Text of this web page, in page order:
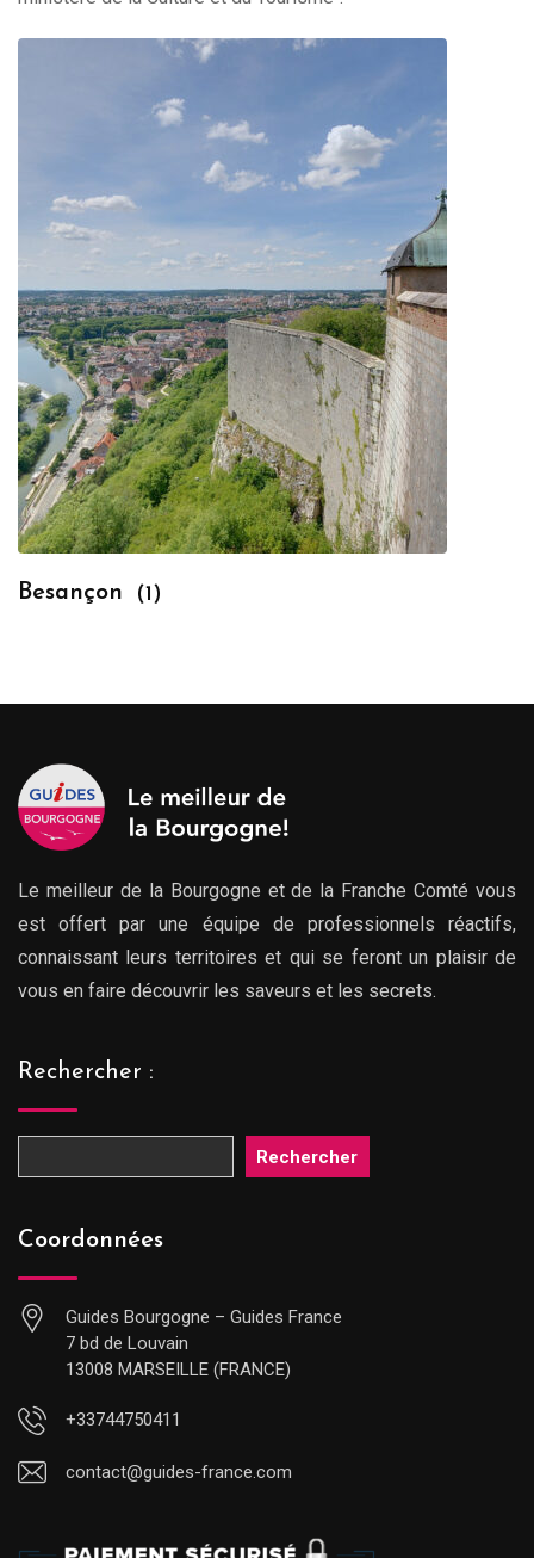
Besançon (1)
Le meilleur de la Bourgogne et de la Franche Comté vous
est offert par une équipe de professionnels réactifs,
connaissant leurs territoires et qui se feront un plaisir de
vous en faire découvrir les saveurs et les secrets.
Rechercher :
Rechercher
Coordonnées
Guides Bourgogne – Guides France
7 bd de Louvain
13008 MARSEILLE (FRANCE)
+33744750411
contact@guides-france.com